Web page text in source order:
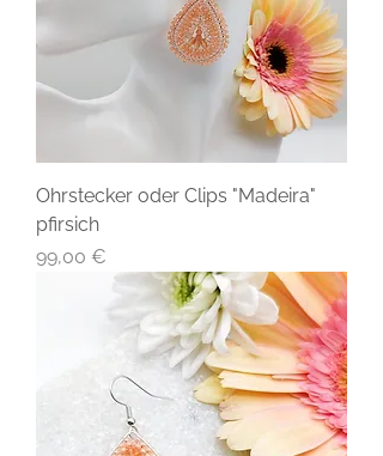
Ohrstecker oder Clips "Madeira"
pfirsich
Preis
99,00 €